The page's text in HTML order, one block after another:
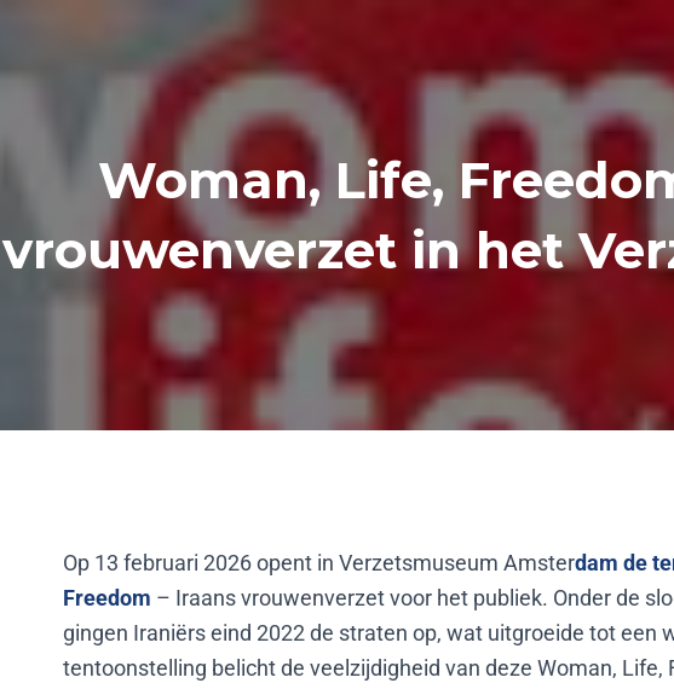
Woman, Life,
vrouwenverzet in het
Op 13 februari 2026 opent in Verzetsmuseum Amsterdam de
Freedom – Iraans vrouwenverzet voor het publiek. Onder de
gingen Iraniërs eind 2022 de straten op, wat uitgroeide tot een
tentoonstelling belicht de veelzijdigheid van deze Woman, Life,